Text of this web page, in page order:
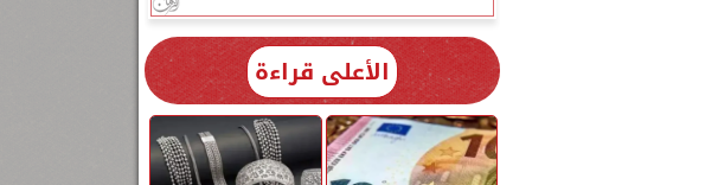
الأعلى قراءة